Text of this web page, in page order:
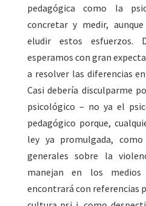
pedagógica como la
concretar y medir,
eludir estos esfuerzos.
esperamos con gran
a resolver las diferencias
Casi debería disculparme
psicológico – no ya el
pedagógico porque,
ley ya promulgada,
generales sobre la
manejan en los medios
encontrará con referencias